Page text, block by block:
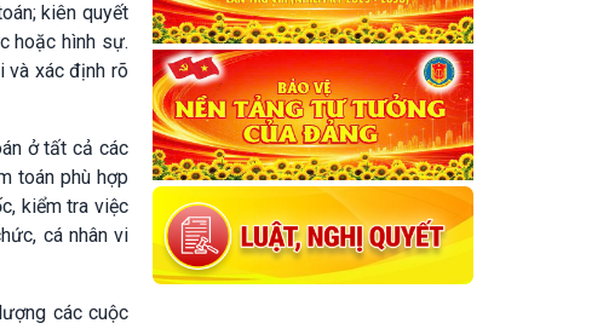
kiên quyết
hoặc hình sự.
và xác định rõ
ở tất cả các
toán phù hợp
kiểm tra việc
cá nhân vi
các cuộc